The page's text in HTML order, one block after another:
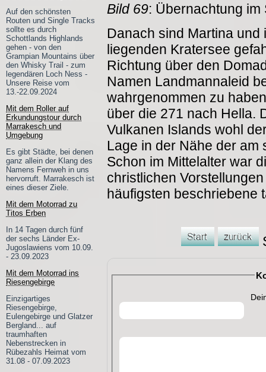
Auf den schönsten
Routen und Single Tracks
sollte es durch
Schottlands Highlands
gehen - von den
Grampian Mountains über
den Whisky Trail - zum
legendären Loch Ness -
Unsere Reise vom
13.-22.09.2024
Mit dem Roller auf
Erkundungstour durch
Marrakesch und
Umgebung
Es gibt Städte, bei denen
ganz allein der Klang des
Namens Fernweh in uns
hervorruft. Marrakesch ist
eines dieser Ziele.
Mit dem Motorrad zu
Titos Erben
In 14 Tagen durch fünf
der sechs Länder Ex-
Jugoslawiens vom 10.09.
- 23.09.2023
Mit dem Motorrad ins
Riesengebirge
Einzigartiges
Riesengebirge,
Eulengebirge und Glatzer
Bergland... auf
traumhaften
Nebenstrecken in
Rübezahls Heimat vom
31.08 - 07.09.2023
Bild 69: Übernachtung im
Danach sind Martina
liegenden Kratersee
Richtung über den
Namen Landmannaleid
wahrgenommen zu
über die 271 nach Hella.
Vulkanen Islands wohl
Lage in der Nähe der am
Schon im Mittelalter war
christlichen
häufigsten beschriebene